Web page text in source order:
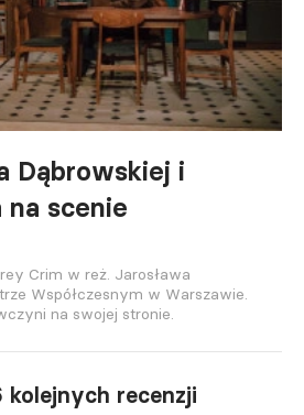
Dąbrowskiej i
na scenie
Crim w reż. Jarosława
Współczesnym w Warszawie.
na swojej stronie.
kolejnych recenzji